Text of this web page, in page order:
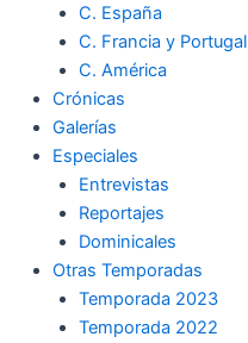
C. España
C. Francia y Portugal
C. América
Crónicas
Galerías
Especiales
Entrevistas
Reportajes
Dominicales
Otras Temporadas
Temporada 2023
Temporada 2022